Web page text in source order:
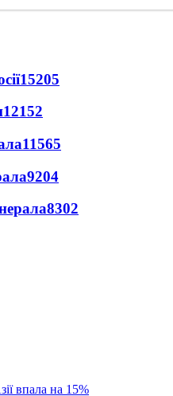
15205
12152
11565
9204
8302